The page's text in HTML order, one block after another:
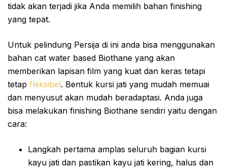
tidak akan terjadi jika Anda memilih bahan finishing
yang tepat.
Untuk pelindung Persija di ini anda bisa menggunakan
bahan cat water based Biothane yang akan
memberikan lapisan film yang kuat dan keras tetapi
tetap fleksibel. Bentuk kursi jati yang mudah memuai
dan menyusut akan mudah beradaptasi. Anda juga
bisa melakukan finishing Biothane sendiri yaitu dengan
cara:
Langkah pertama amplas seluruh bagian kursi
kayu jati dan pastikan kayu jati kering, halus dan